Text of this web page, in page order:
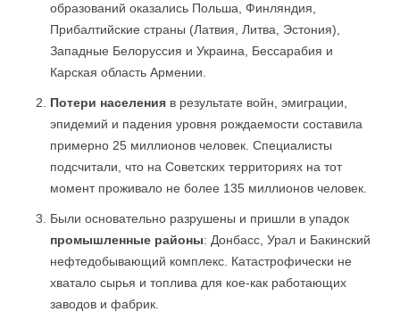
образований оказались Польша, Финляндия,
Прибалтийские страны (Латвия, Литва, Эстония),
Западные Белоруссия и Украина, Бессарабия и
Карская область Армении.
Потери населения в результате войн, эмиграции,
эпидемий и падения уровня рождаемости составила
примерно 25 миллионов человек. Специалисты
подсчитали, что на Советских территориях на тот
момент проживало не более 135 миллионов человек.
Были основательно разрушены и пришли в упадок
промышленные районы: Донбасс, Урал и Бакинский
нефтедобывающий комплекс. Катастрофически не
хватало сырья и топлива для кое-как работающих
заводов и фабрик.